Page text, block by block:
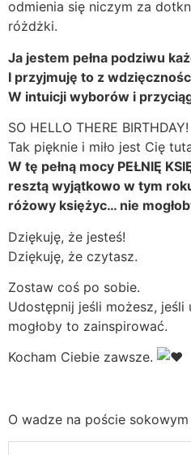
odmienia się niczym za
różdżki.
Ja jestem pełna podziwu
I przyjmuję to z
W intuicji wyborów i
SO HELLO THERE BIRTHDAY!
Tak pięknie i miło jest Cię
W tę pełną mocy PEŁNIĘ
resztą wyjątkowo w tym
różowy księżyc… nie
Dziękuję, że jesteś!
Dziękuję, że czytasz.
Zostaw coś po sobie.
Udostępnij jeśli możesz, jeśli
mogłoby to zainspirować.
Kocham Ciebie zawsze.
O wadze na poście sokowym